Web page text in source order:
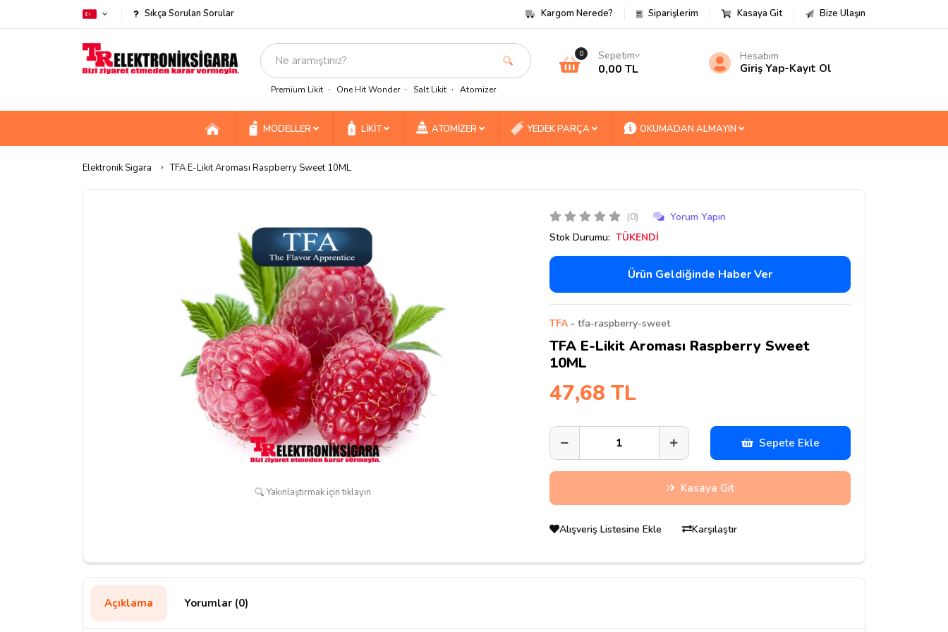
Sıkça Sorulan Sorular Kargom Nerede? Siparişlerim Kasaya Git Bize Ulaşın
Premium Likit One Hit Wonder Salt Likit Atomizer
0 Sepetim
0,00 TL
Hesabım
Giriş Yap-Kayıt Ol
MODELLER LİKİT ATOMİZER YEDEK PARÇA OKUMADAN ALMAYIN
Elektronik Sigara TFA E-Likit Aroması Raspberry Sweet 10ML
Yakınlaştırmak için tıklayın
(0)
Yorum Yapın
Stok Durumu: TÜKENDİ
Ürün Geldiğinde Haber Ver
TFA- tfa-raspberry-sweet
TFA E-Likit Aroması Raspberry Sweet
10ML
47,68 TL
Sepete Ekle
Kasaya Git
Alışveriş Listesine Ekle Karşılaştır
Açıklama Yorumlar (0)